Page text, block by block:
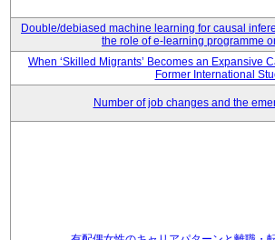
Double/debiased machine learning for causal
the role of e-learning programme
When ‘Skilled Migrants’ Becomes an Expansive
Former International
Number of job changes and the